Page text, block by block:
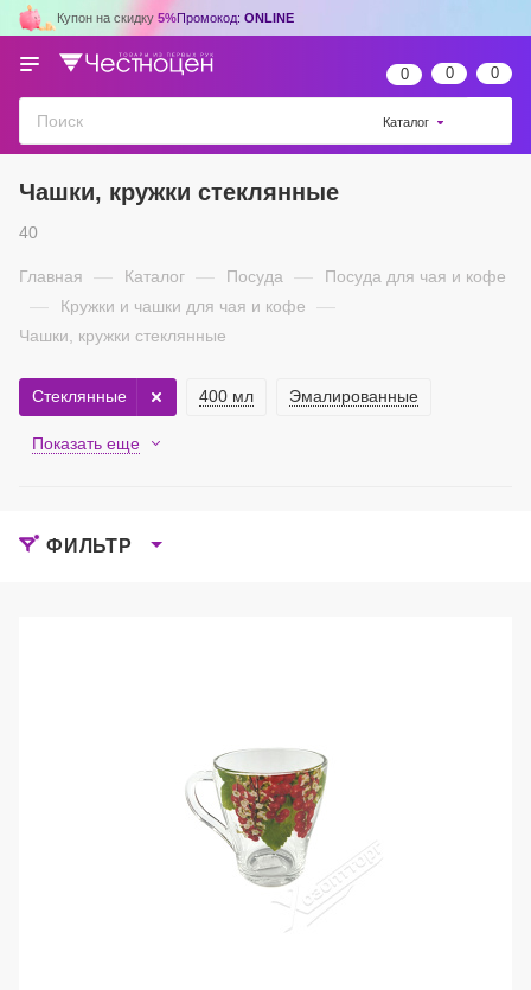
Купон на скидку 5%Промокод: ONLINE
0 0 0
Каталог
Чашки, кружки стеклянные
40
Главная — Каталог — Посуда — Посуда для чая и кофе
— Кружки и чашки для чая и кофе —
Чашки, кружки стеклянные
400 мл
Стеклянные Эмалированные
Показать еще
ФИЛЬТР